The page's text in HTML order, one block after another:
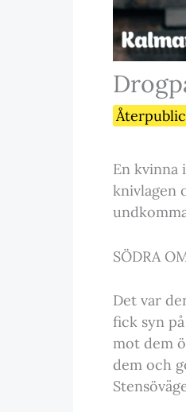
En kvinna
knivlagen
SÖDRA
Det var
fick syn
mot dem
dem och